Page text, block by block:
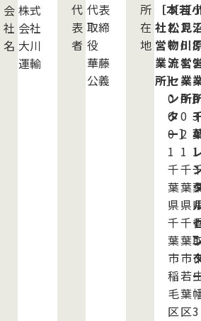
会
社
名
株式
会社
大川
運輸
代
表
者
代表
取締
役
華藤
公義
所
在
地
［本
社
営
業
所］
〒
2
6
3
-
0
0
0
1
千
葉
県
千
葉
市
稲
毛
区
［若
松
物
流
セ
ン
タ
ー］
〒
2
6
4
-
0
0
2
1
千
葉
県
千
葉
市
若
葉
区
［
見
川
営
業
所
2
8
9
-
0
3
4
1
3